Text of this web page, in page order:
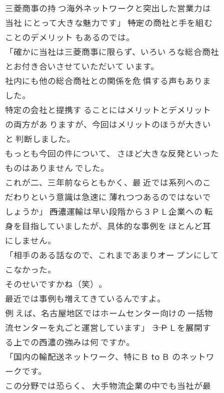
三菱商事の持 つ海外ネットワークと突出した営業力は
当社 にとって大きな魅力です」 ――特定の商社と手を組む
ことのデメリット もあるのでは。
「確かに当社は三菱商事に限らず、いろい ろな総合商社
とお付き合いさせていただいて います。
社内にも他の総合商社との関係を危 惧する声もありま
した。
特定の会社と提携す ることにはメリットとデメリット
の両方があ りますが、今回はメリットのほうが大きい
と 判断しました。
もっとも今回の件について、 さほど大きな反発といった
ものはありません でした。
これが二、三年前ならともかく、最 近では系列へのこ
だわりという意識は急速に 薄れつつあるのではないで
しょうか」 ――西濃運輸は早い段階から３ＰＬ企業への 転
身を目指していましたが、具体的な事例を ほとんど耳
にしません。
「相手のある話なので、これまであまりオー プンにして
こなかった。
そのせいですかね（笑）。
最近では事例も増えてきているんですよ。
例 えば、名古屋地区ではホームセンター向けの 一括物
流センターを丸ごと運営しています」 ――３ＰＬを展開す
る上での西濃の強みは何 ですか。
「国内の輸配送ネットワーク、特にＢ to Ｂ のネットワ
ークです。
この分野では恐らく、 大手物流企業の中でも当社が最